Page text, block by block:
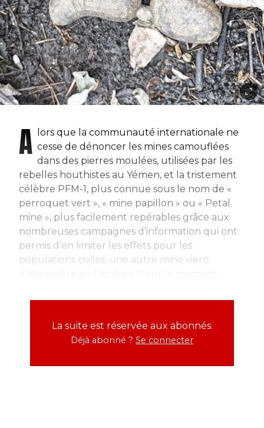
A
lors que la communauté internationale ne
cesse de dénoncer les mines camouflées
dans des pierres moulées, utilisées par les
rebelles houthistes au Yémen, et la tristement
célèbre PFM-1, plus connue sous le nom de «
perroquet vert », « mine papillon » ou « Petal
mine », plus facilement repérables grâce aux
nombreuses campagnes d’information qui ont
permis d’en limiter les effets pour les
populations civiles, une autre mine vient
La suite est réservée aux abonnés.
Déjà abonné ? Se connecter